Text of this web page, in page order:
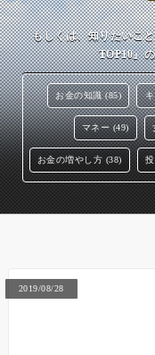
もしくは、知りたいこ
TOP10』
お金の知識 (85)
マネー (49)
お金の増やし方 (38)
2019/08/28